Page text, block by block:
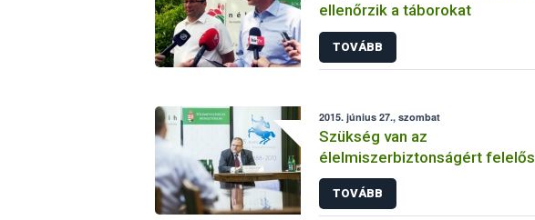
ellenőrzik a táborokat
TOVÁBB
2015. június 27., szombat
Szükség van az
élelmiszerbiztonságért felelős
központi hatóságra
TOVÁBB